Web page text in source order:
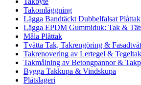
Takomläggning
Lägga Bandtäckt Dubbelfalsat Plåttak
Lägga EPDM Gummiduk: Tak &
Måla Plåttak
Tvätta Tak, Takrengöring &
Takrenovering av Lertegel &
Takmålning av Betongpannor &
Bygga Takkupa & Vindskupa
Plåtslageri